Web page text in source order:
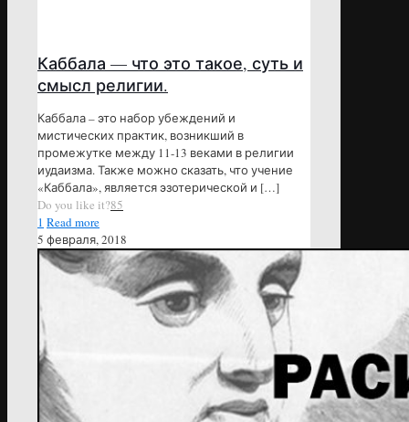
Каббала — что это такое, суть и
смысл религии.
Каббала – это набор убеждений и
мистических практик, возникший в
промежутке между 11-13 веками в религии
иудаизма. Также можно сказать, что учение
«Каббала», является эзотерической и […]
Do you like it?85
1 Read more
5 февраля, 2018